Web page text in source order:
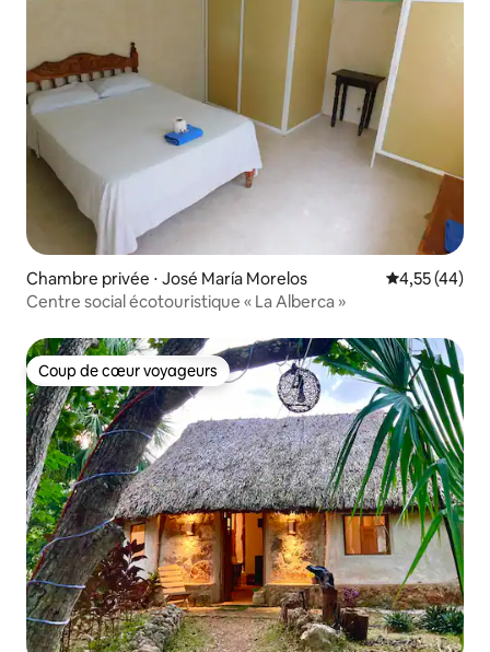
Chambre privée ⋅ José María Morelos Évaluation
4,55 (44)
Centre social écotouristique « La Alberca »
Coup de cœur voyageurs
Coup de cœur voyageurs